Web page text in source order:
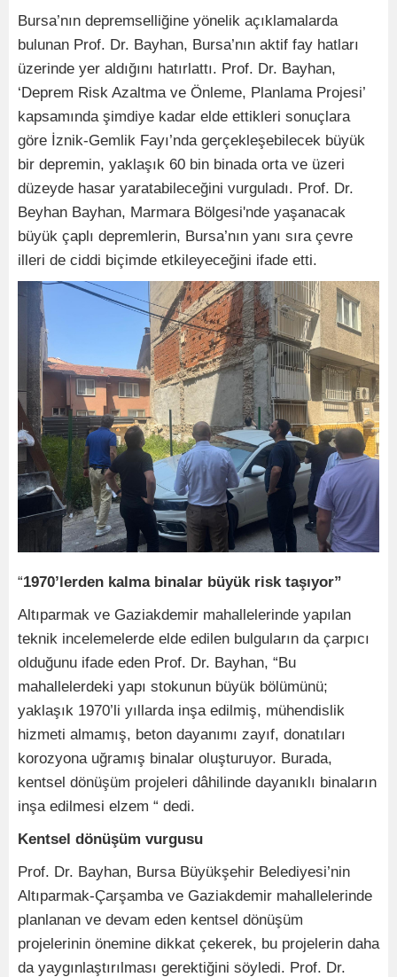
Bursa’nın depremselliğine yönelik açıklamalarda
bulunan Prof. Dr. Bayhan, Bursa’nın aktif fay hatları
üzerinde yer aldığını hatırlattı. Prof. Dr. Bayhan,
‘Deprem Risk Azaltma ve Önleme, Planlama Projesi’
kapsamında şimdiye kadar elde ettikleri sonuçlara
göre İznik-Gemlik Fayı’nda gerçekleşebilecek büyük
bir depremin, yaklaşık 60 bin binada orta ve üzeri
düzeyde hasar yaratabileceğini vurguladı. Prof. Dr.
Beyhan Bayhan, Marmara Bölgesi'nde yaşanacak
büyük çaplı depremlerin, Bursa’nın yanı sıra çevre
illeri de ciddi biçimde etkileyeceğini ifade etti.
“1970’lerden kalma binalar büyük risk taşıyor”
Altıparmak ve Gaziakdemir mahallelerinde yapılan
teknik incelemelerde elde edilen bulguların da çarpıcı
olduğunu ifade eden Prof. Dr. Bayhan, “Bu
mahallelerdeki yapı stokunun büyük bölümünü;
yaklaşık 1970’li yıllarda inşa edilmiş, mühendislik
hizmeti almamış, beton dayanımı zayıf, donatıları
korozyona uğramış binalar oluşturuyor. Burada,
kentsel dönüşüm projeleri dâhilinde dayanıklı binaların
inşa edilmesi elzem “ dedi.
Kentsel dönüşüm vurgusu
Prof. Dr. Bayhan, Bursa Büyükşehir Belediyesi’nin
Altıparmak-Çarşamba ve Gaziakdemir mahallelerinde
planlanan ve devam eden kentsel dönüşüm
projelerinin önemine dikkat çekerek, bu projelerin daha
da yaygınlaştırılması gerektiğini söyledi. Prof. Dr.